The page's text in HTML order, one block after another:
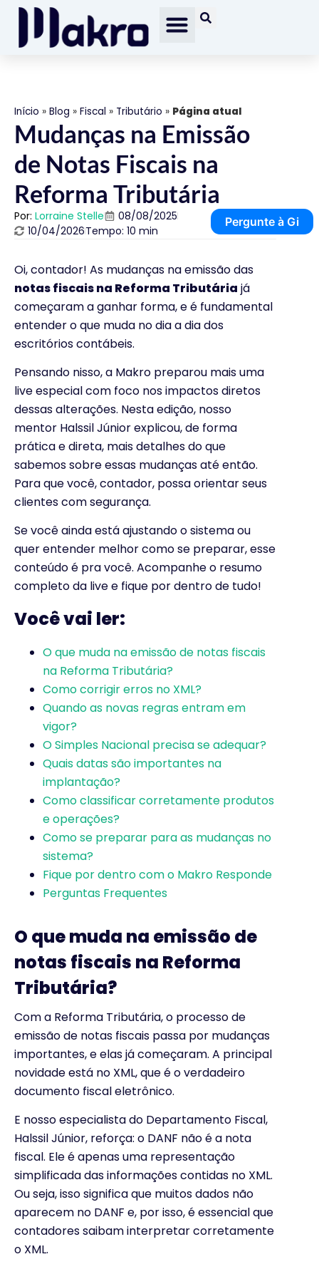
Início » Blog » Fiscal » Tributário » Página atual
Mudanças na Emissão
de Notas Fiscais na
Reforma Tributária
Por: Lorraine Stelle
08/08/2025
10/04/2026Tempo: 10 min
Pergunte à Gi
Oi, contador! As mudanças na emissão das
notas fiscais na Reforma Tributária já
começaram a ganhar forma, e é fundamental
entender o que muda no dia a dia dos
escritórios contábeis.
Pensando nisso, a Makro preparou mais uma
live especial com foco nos impactos diretos
dessas alterações. Nesta edição, nosso
mentor Halssil Júnior explicou, de forma
prática e direta, mais detalhes do que
sabemos sobre essas mudanças até então.
Para que você, contador, possa orientar seus
clientes com segurança.
Se você ainda está ajustando o sistema ou
quer entender melhor como se preparar, esse
conteúdo é pra você. Acompanhe o resumo
completo da live e fique por dentro de tudo!
Você vai ler:
O que muda na emissão de notas fiscais
na Reforma Tributária?
Como corrigir erros no XML?
Quando as novas regras entram em
vigor?
O Simples Nacional precisa se adequar?
Quais datas são importantes na
implantação?
Como classificar corretamente produtos
e operações?
Como se preparar para as mudanças no
sistema?
Fique por dentro com o Makro Responde
Perguntas Frequentes
O que muda na emissão de
notas fiscais na Reforma
Tributária?
Com a Reforma Tributária, o processo de
emissão de notas fiscais passa por mudanças
importantes, e elas já começaram. A principal
novidade está no XML, que é o verdadeiro
documento fiscal eletrônico.
E nosso especialista do Departamento Fiscal,
Halssil Júnior, reforça: o DANF não é a nota
fiscal. Ele é apenas uma representação
simplificada das informações contidas no XML.
Ou seja, isso significa que muitos dados não
aparecem no DANF e, por isso, é essencial que
contadores saibam interpretar corretamente
o XML.